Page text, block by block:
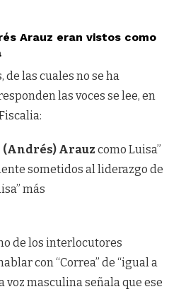
Arauz eran vistos como
de las cuales no se ha
las voces se lee, en
(Andrés) Arauz como Luisa”
sometidos al liderazgo de
más
de los interlocutores
con “Correa” de “igual a
voz masculina señala que ese